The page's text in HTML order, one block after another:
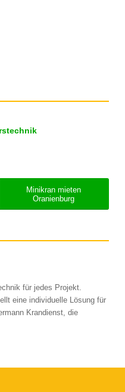
Minikran mieten
Oranienburg
für jedes Projekt.
eine individuelle Lösung für
Krandienst, die